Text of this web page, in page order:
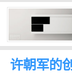
许朝军的